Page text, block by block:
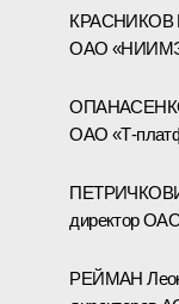
КРАСНИКОВ
ОАО «НИИМЭ
ОПАНАСЕНКО
ОАО «Т-
директор
РЕЙМАН